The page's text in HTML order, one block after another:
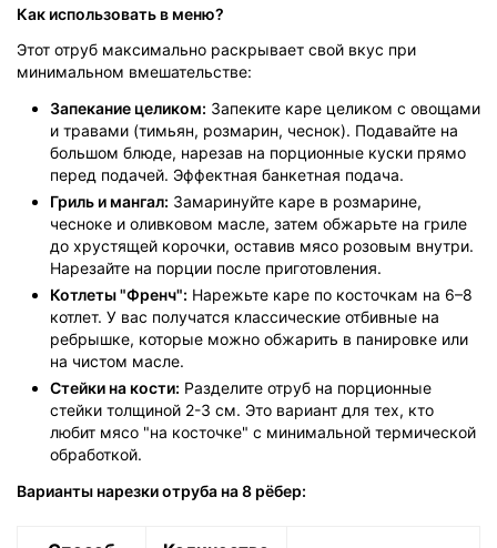
Как использовать в меню?
Этот отруб максимально раскрывает свой вкус при
минимальном вмешательстве:
Запекание целиком: Запеките каре целиком с овощами
и травами (тимьян, розмарин, чеснок). Подавайте на
большом блюде, нарезав на порционные куски прямо
перед подачей. Эффектная банкетная подача.
Гриль и мангал: Замаринуйте каре в розмарине,
чесноке и оливковом масле, затем обжарьте на гриле
до хрустящей корочки, оставив мясо розовым внутри.
Нарезайте на порции после приготовления.
Котлеты "Френч": Нарежьте каре по косточкам на 6–8
котлет. У вас получатся классические отбивные на
ребрышке, которые можно обжарить в панировке или
на чистом масле.
Стейки на кости: Разделите отруб на порционные
стейки толщиной 2-3 см. Это вариант для тех, кто
любит мясо "на косточке" с минимальной термической
обработкой.
Варианты нарезки отруба на 8 рёбер: